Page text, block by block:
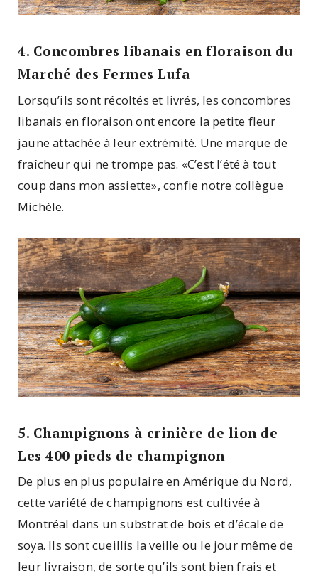
4. Concombres libanais en floraison du
Marché des Fermes Lufa
Lorsqu’ils sont récoltés et livrés, les concombres
libanais en floraison ont encore la petite fleur
jaune attachée à leur extrémité. Une marque de
fraîcheur qui ne trompe pas. «C’est l’été à tout
coup dans mon assiette», confie notre collègue
Michèle.
5. Champignons à crinière de lion de
Les 400 pieds de champignon
De plus en plus populaire en Amérique du Nord,
cette variété de champignons est cultivée à
Montréal dans un substrat de bois et d’écale de
soya. Ils sont cueillis la veille ou le jour même de
leur livraison, de sorte qu’ils sont bien frais et